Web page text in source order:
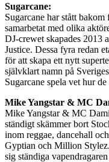
Sugarcane:
Sugarcane har stått
samarbetat med olika
DJ-crewet skapades 2013
Justice. Dessa fyra redan
för att skapa ett nytt
självklart namn på
Sugarcane spela vet hur
Mike Yangstar & MC
Mike Yangstar & MC
ständigt skämmer bort
inom reggae, dancehall
Gyptian och Million
sig ständiga